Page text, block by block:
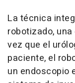
La técnica
robotizado,
vez que el
paciente, el
un endoscopio